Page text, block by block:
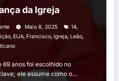
da Igreja
Maio 8, 2025 14,
, EUA, Francisco, Igreja, Leão,
anos foi escolhido no
ele assume como o…